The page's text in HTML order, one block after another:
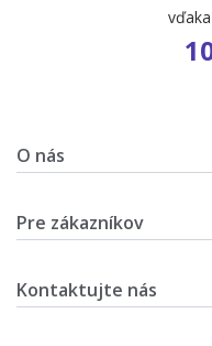
O nás
Pre zákazníkov
Kontaktujte nás